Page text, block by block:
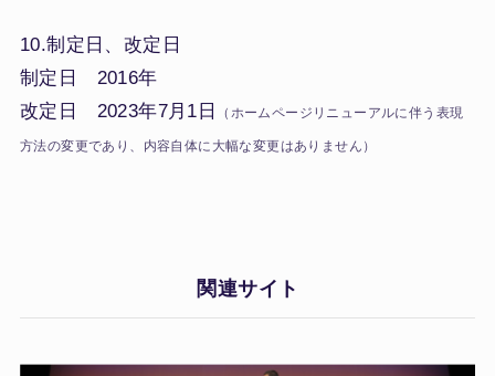
10.制定日、改定日
制定日 2016年
改定日 2023年7月1日
（ホームページリニューアルに伴う表現
方法の変更であり、内容自体に大幅な変更はありません）
関連サイト